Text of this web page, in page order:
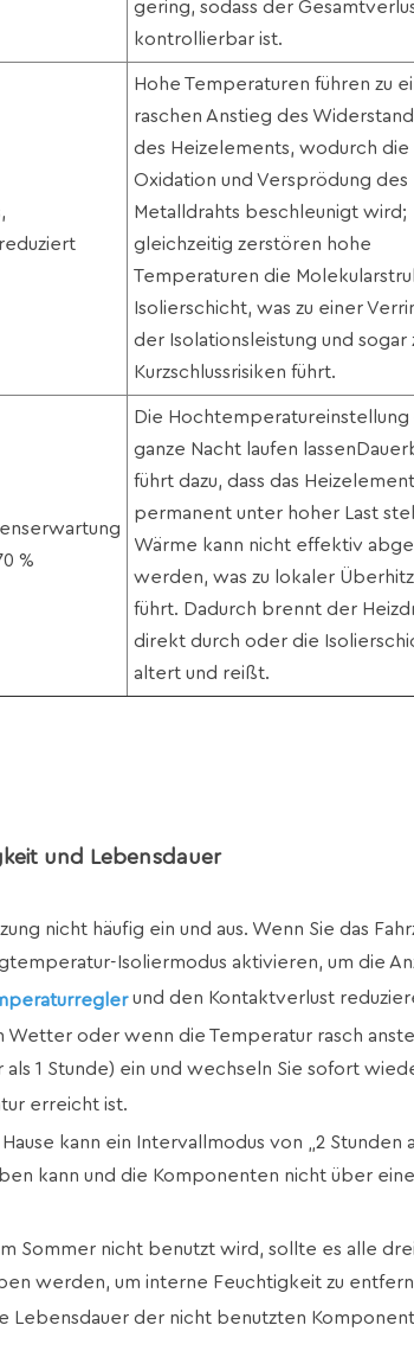
gering, sodass der
kontrollierbar ist.
Hohe Temperaturen führen zu
raschen Anstieg des
des Heizelements, wodurch die
Oxidation und Versprödung des
Metalldrahts beschleunigt wird;
gleichzeitig zerstören hohe
Temperaturen die
Isolierschicht, was zu einer
der Isolationsleistung und sogar
Kurzschlussrisiken führt.
%
Die Hochtemperatureinstellung
ganze Nacht laufen lassen
führt dazu, dass das Heizelement
permanent unter hoher Last
Wärme kann nicht effektiv
werden, was zu lokaler
führt. Dadurch brennt der
direkt durch oder die
altert und reißt.
und Lebensdauer
nicht häufig ein und aus. Wenn Sie das
Isoliermodus aktivieren, um die
und den Kontaktverlust
Wetter oder wenn die Temperatur rasch
1 Stunde) ein und wechseln Sie sofort
erreicht ist.
kann ein Intervallmodus von „2 Stunden
kann und die Komponenten nicht über
Sommer nicht benutzt wird, sollte es alle
werden, um interne Feuchtigkeit zu
Lebensdauer der nicht benutzten